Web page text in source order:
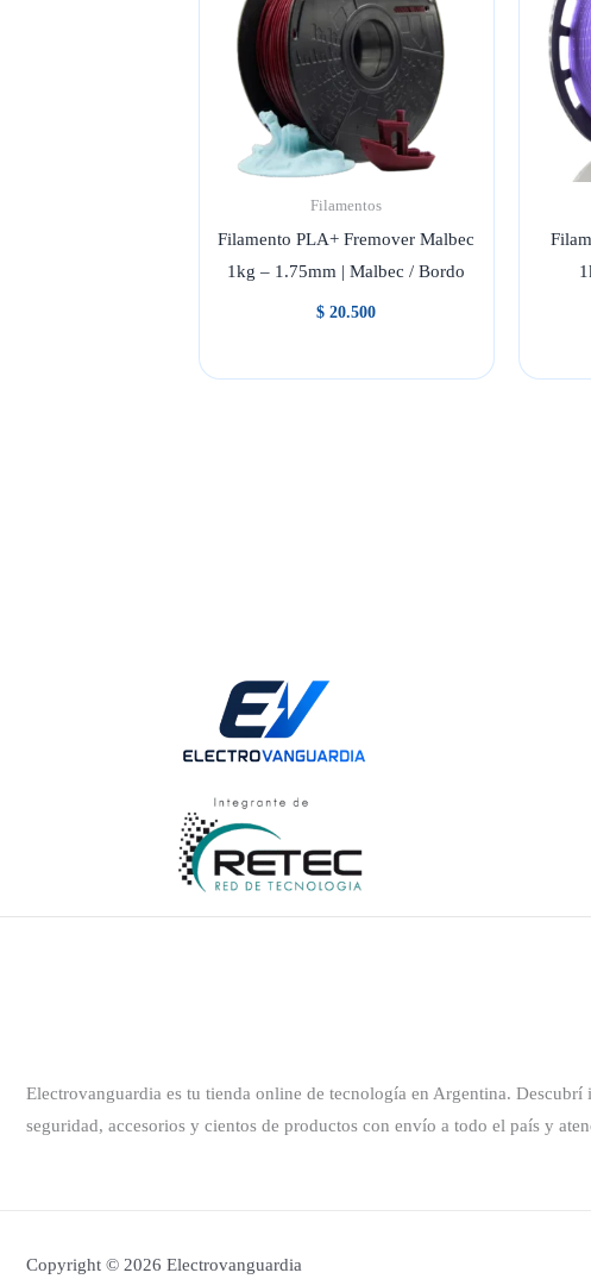
Filamentos
Filamento PLA+ Fremover Malbec
1kg – 1.75mm | Malbec / Bordo
$ 20.500
Electrovanguardia es tu tienda online de tecnología en Argentina.
seguridad, accesorios y cientos de productos con envío a todo el país y
Copyright © 2026 Electrovanguardia